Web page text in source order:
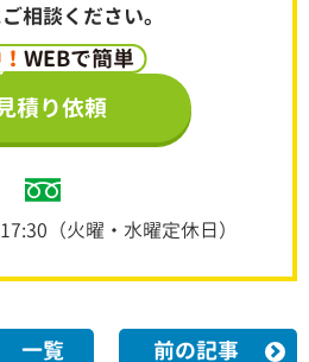
相談ください。
WEBで簡単
積り依頼
（火曜・水曜定休日）
一覧 前の記事